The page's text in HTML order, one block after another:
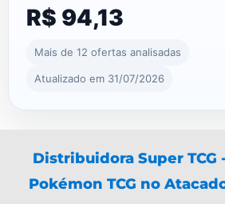
R$ 94,13
Mais de 12 ofertas analisadas
Atualizado em 31/07/2026
Distribuidora Super TCG
Pokémon TCG no